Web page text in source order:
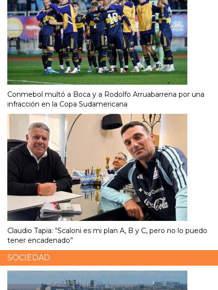
Conmebol multó a Boca y a Rodolfo Arruabarrena por una
infracción en la Copa Sudamericana
Claudio Tapia: “Scaloni es mi plan A, B y C, pero no lo puedo
tener encadenado”
SOCIEDAD